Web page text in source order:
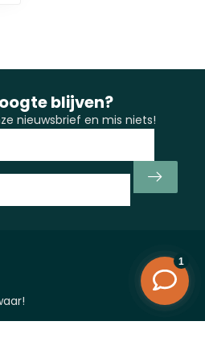
blijven?
nieuwsbrief en mis niets!